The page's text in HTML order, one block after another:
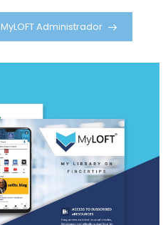
MyLOFT Administrador